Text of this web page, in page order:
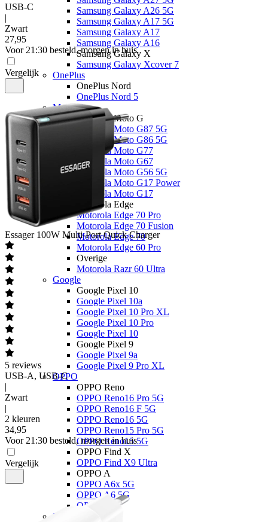
Samsung Galaxy A26 5G
Samsung Galaxy A17 5G
Samsung Galaxy A17
Samsung Galaxy A16
Samsung Galaxy X
Samsung Galaxy Xcover 7
OnePlus
OnePlus Nord
OnePlus Nord 5
Motorola
Motorola Moto G
Motorola Moto G87 5G
Motorola Moto G86 5G
Motorola Moto G77
Motorola Moto G67
Motorola Moto G56 5G
Motorola Moto G17 Power
Motorola Moto G17
Motorola Edge
Motorola Edge 70 Pro
Motorola Edge 70 Fusion
Motorola Edge 70
Motorola Edge 60 Pro
Overige
Motorola Razr 60 Ultra
Google
Google Pixel 10
Google Pixel 10a
Google Pixel 10 Pro XL
Google Pixel 10 Pro
Google Pixel 10
Google Pixel 9
Google Pixel 9a
Google Pixel 9 Pro XL
OPPO
OPPO Reno
OPPO Reno16 Pro 5G
OPPO Reno16 F 5G
OPPO Reno16 5G
OPPO Reno15 Pro 5G
OPPO Reno15 5G
OPPO Find X
OPPO Find X9 Ultra
OPPO A
OPPO A6x 5G
OPPO A6 5G
OPPO A40
Xiaomi
USB-C
|
Zwart
27,95
Voor 21:30 besteld, morgen in huis
Vergelijk
Essager 100W Multi-Port Quick Charger
5 reviews
USB-A, USB-C
|
Zwart
|
2 kleuren
34,95
Voor 21:30 besteld, morgen in huis
Vergelijk